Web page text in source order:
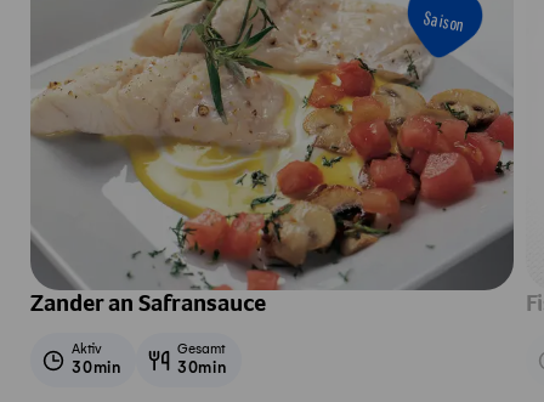
Saison
Zander an Safransauce
Aktiv
30min
Gesamt
30min